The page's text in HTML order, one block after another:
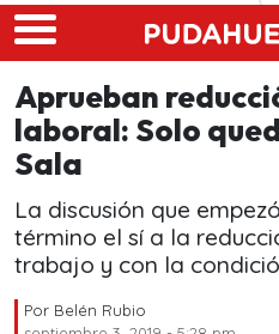
Skip to main content
Aprueban
laboral: Solo
Sala
La discusión que
término el sí a la
trabajo y con la
Por Belén Rubio